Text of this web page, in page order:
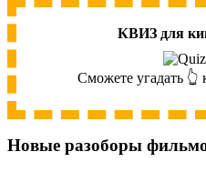
КВИЗ для
Сможете угадать
Новые разоборы